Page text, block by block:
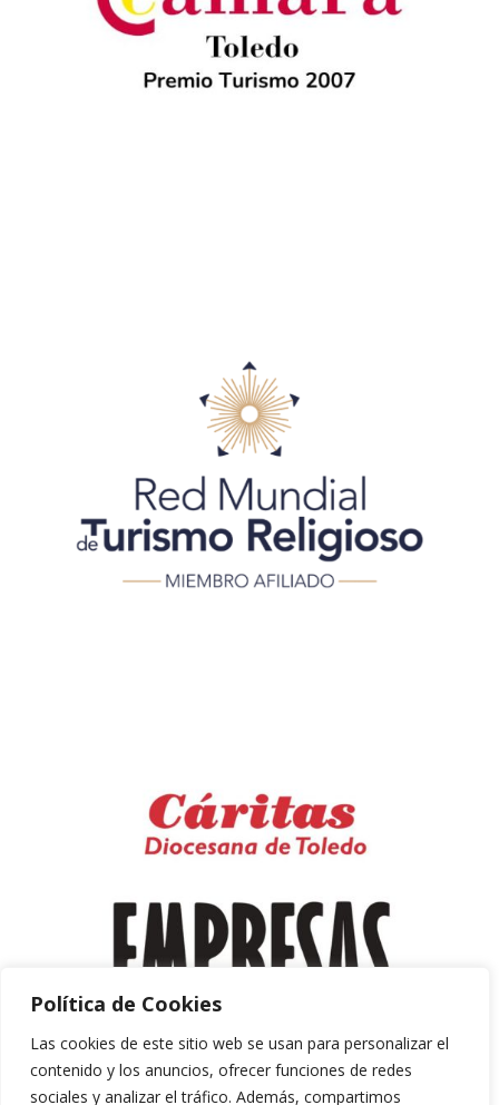
Política de Cookies
Las cookies de este sitio web se usan para personalizar el
contenido y los anuncios, ofrecer funciones de redes
sociales y analizar el tráfico. Además, compartimos